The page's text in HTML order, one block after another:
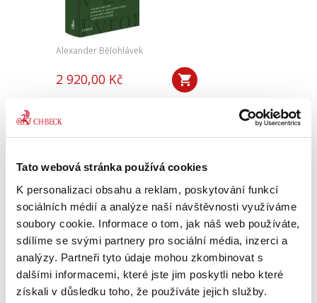
Tato webová stránka používá cookies
K personalizaci obsahu a reklam, poskytování funkcí
sociálních médií a analýze naší návštěvnosti využíváme
soubory cookie. Informace o tom, jak náš web používáte,
sdílíme se svými partnery pro sociální média, inzerci a
analýzy. Partneři tyto údaje mohou zkombinovat s
dalšími informacemi, které jste jim poskytli nebo které
získali v důsledku toho, že používáte jejich služby.
Alexander Bělohlávek
2 920,00 Kč
Publikace podrobně informuje o právní úpravě
a praxi rozhodčího řízení téměř ve všech
zemích Evropy, včetně standardů stálých
především v předpisech o...
Sbírka nálezů a
usnesení ÚS ČR,
svazek 60 (+ CD)